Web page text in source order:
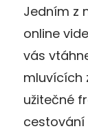
Jedním z
online
vás
mluvících
užitečné
cestování